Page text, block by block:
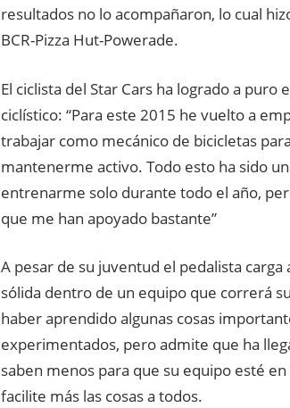
resultados no lo acompañaron, lo cual
BCR-Pizza Hut-Powerade.
El ciclista del Star Cars ha logrado a
ciclístico: “Para este 2015 he vuelto a
trabajar como mecánico de bicicletas
mantenerme activo. Todo esto ha sido
entrenarme solo durante todo el año,
que me han apoyado bastante”
A pesar de su juventud el pedalista
sólida dentro de un equipo que correrá
haber aprendido algunas cosas
experimentados, pero admite que ha
saben menos para que su equipo esté
facilite más las cosas a todos.